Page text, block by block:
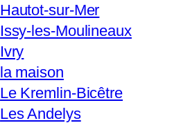
Hautot-sur-Mer
Issy-les-Moulineaux
Ivry
la maison
Le Kremlin-Bicêtre
Les Andelys